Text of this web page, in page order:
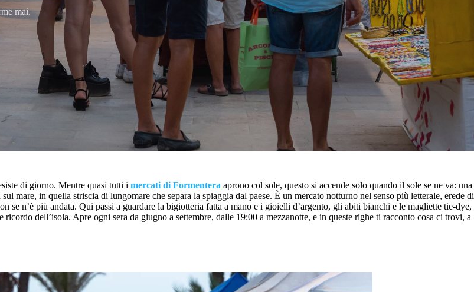
mai.
di giorno. Mentre quasi tutti i mercati di Formentera aprono col sole, questo si accende solo quando il sole se ne va: una
mare, in quella striscia di lungomare che separa la spiaggia dal paese. È un mercato notturno nel senso più letterale, erede di
se n’è più andata. Qui passi a guardare la bigiotteria fatta a mano e i gioielli d’argento, gli abiti bianchi e le magliette tie-dye,
dell’isola. Apre ogni sera da giugno a settembre, dalle 19:00 a mezzanotte, e in queste righe ti racconto cosa ci trovi, a